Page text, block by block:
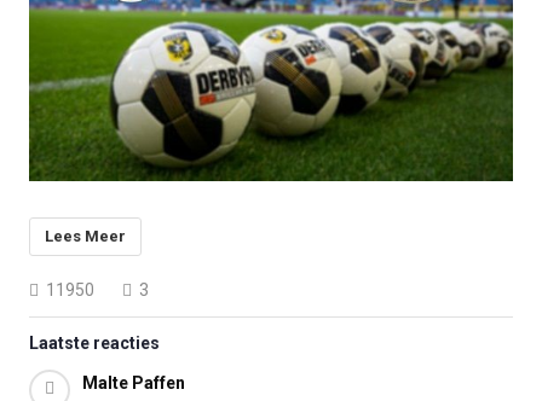
Lees Meer
11950 3
Laatste reacties
Malte Paffen